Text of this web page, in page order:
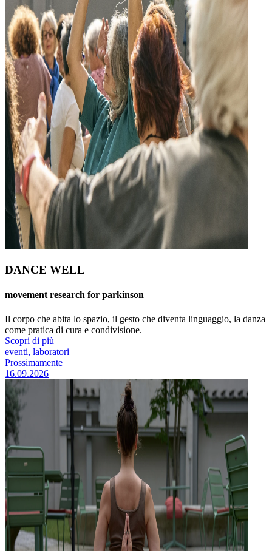
DANCE WELL
movement research for parkinson
Il corpo che abita lo spazio, il gesto che diventa linguaggio, la danza
come pratica di cura e condivisione.
Scopri di più
eventi, laboratori
Prossimamente
16.09.2026